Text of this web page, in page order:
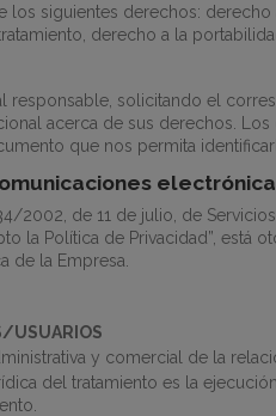
los siguientes derechos:
derecho a la
responsable, solicitando el
acerca de sus derechos.
que nos permita
2002, de 11 de julio, de
la Política de Privacidad”,
de la Empresa.
USUARIOS
y comercial de la
del tratamiento es la